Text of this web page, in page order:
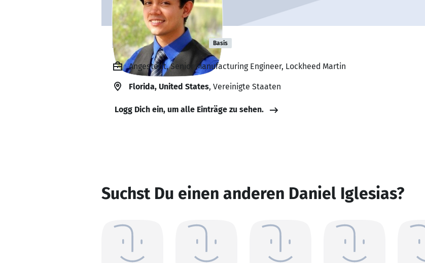
Daniel Iglesias Basis
Angestellt, Senior Manufacturing Engineer, Lockheed Martin
Florida, United States, Vereinigte Staaten
Logg Dich ein, um alle Einträge zu sehen.
Suchst Du einen anderen Daniel Iglesias?